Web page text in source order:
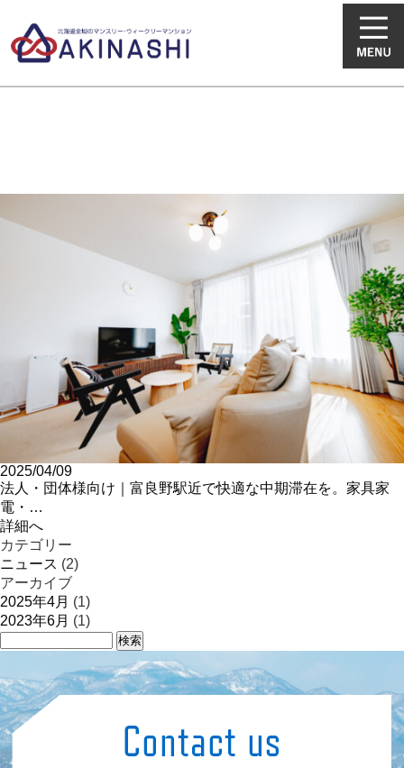
2025/04/09
法人・団体様向け｜富良野駅近で快適な中期滞在を。家具家
電・…
詳細へ
カテゴリー
ニュース (2)
アーカイブ
2025年4月 (1)
2023年6月 (1)